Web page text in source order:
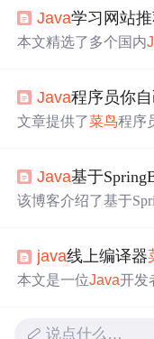
始撰写java学习系列
北京实习，接触了“
望能找到一个能让他
Java学习网站
本文精选了多个国内
讯。Java程序员你
文章提供了菜鸟程序
技能提升的重要性，
题。
Java基于
该博客介绍了基于
构开发。还介绍了开
系统的设计、实现和
java线上编译器
本文是一位Java开发
说点什么…